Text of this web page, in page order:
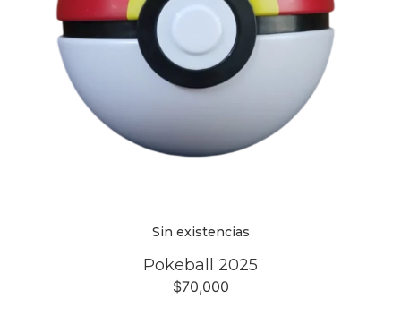
Sin existencias
Pokeball 2025
$70,000